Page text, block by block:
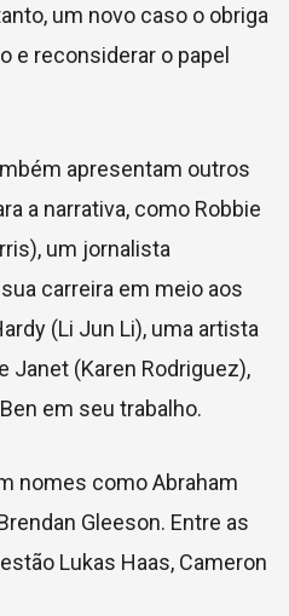
um novo caso o obriga
e reconsiderar o papel
apresentam outros
a narrativa, como Robbie
um jornalista
carreira em meio aos
(Li Jun Li), uma artista
Janet (Karen Rodriguez),
em seu trabalho.
nomes como Abraham
Gleeson. Entre as
Lukas Haas, Cameron